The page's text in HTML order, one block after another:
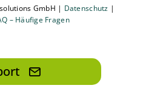
GmbH | Datenschutz |
– Häufige Fragen